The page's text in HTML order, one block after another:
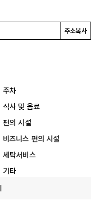
주소복사
주차
식사 및 음료
편의 시설
비즈니스 편의 시설
세탁서비스
기타